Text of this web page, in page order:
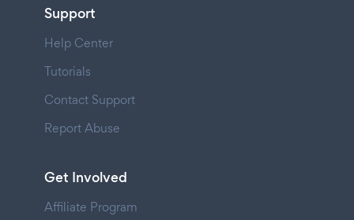
Support
Help Center
Tutorials
Contact Support
Report Abuse
Get Involved
Affiliate Program